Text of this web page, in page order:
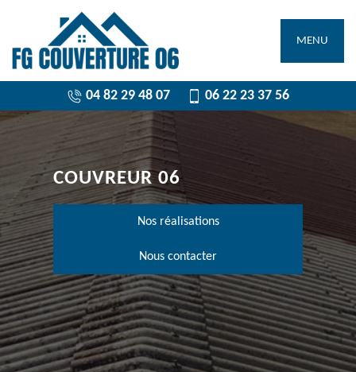
MENU
04 82 29 48 07 06 22 23 37 56
COUVREUR 06
Nos réalisations
Nous contacter